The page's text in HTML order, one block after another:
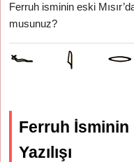
Ferruh isminin eski
musunuz?
Ferruh
Yazılışı